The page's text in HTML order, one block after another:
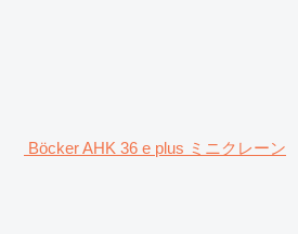
Böcker AHK 36 e plus ミニクレーン